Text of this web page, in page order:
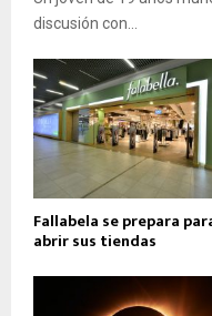
discusión con...
Fallabela se prepara
abrir sus tiendas